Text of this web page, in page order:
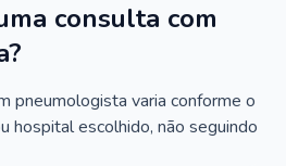
consulta com
pneumologista varia conforme o
hospital escolhido, não seguindo